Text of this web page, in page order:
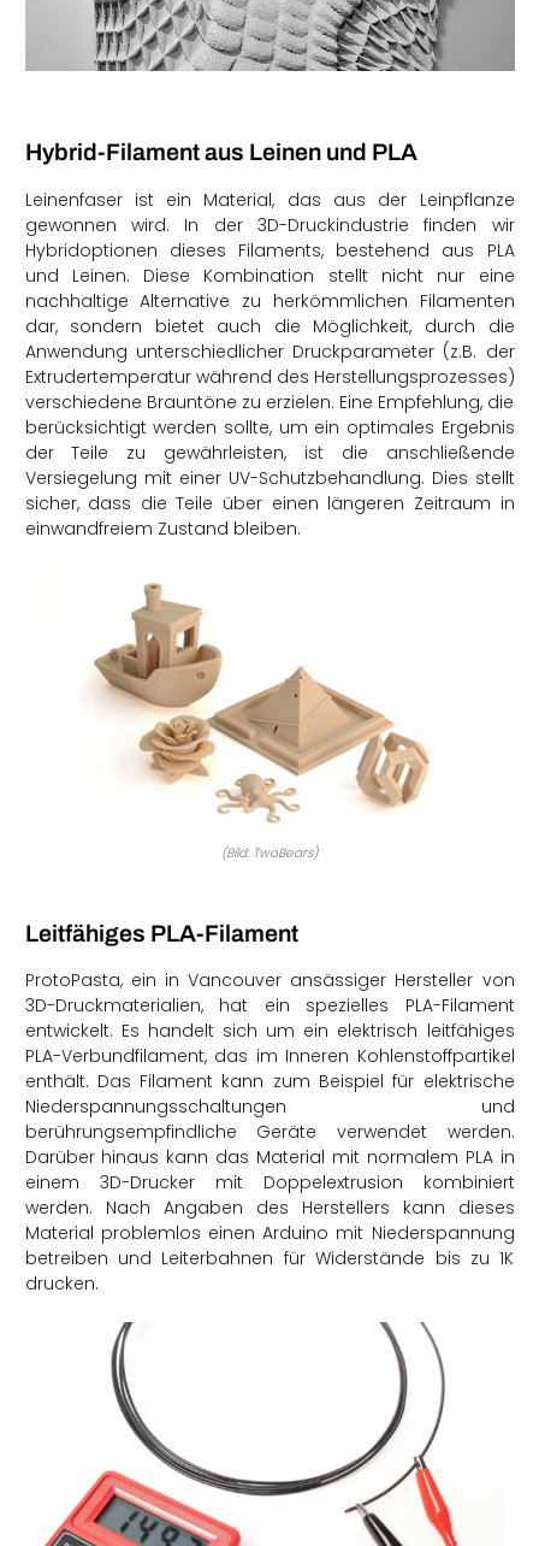
Hybrid-Filament aus Leinen und PLA
Leinenfaser ist ein Material, das aus der Leinpflanze
gewonnen wird. In der 3D-Druckindustrie finden wir
Hybridoptionen dieses Filaments, bestehend aus PLA
und Leinen. Diese Kombination stellt nicht nur eine
nachhaltige Alternative zu herkömmlichen Filamenten
dar, sondern bietet auch die Möglichkeit, durch die
Anwendung unterschiedlicher Druckparameter (z.B. der
Extrudertemperatur während des Herstellungsprozesses)
verschiedene Brauntöne zu erzielen. Eine Empfehlung, die
berücksichtigt werden sollte, um ein optimales Ergebnis
der Teile zu gewährleisten, ist die anschließende
Versiegelung mit einer UV-Schutzbehandlung. Dies stellt
sicher, dass die Teile über einen längeren Zeitraum in
einwandfreiem Zustand bleiben.
(Bild: TwoBears)
Leitfähiges PLA-Filament
ProtoPasta, ein in Vancouver ansässiger Hersteller von
3D-Druckmaterialien, hat ein spezielles PLA-Filament
entwickelt. Es handelt sich um ein elektrisch leitfähiges
PLA-Verbundfilament, das im Inneren Kohlenstoffpartikel
enthält. Das Filament kann zum Beispiel für elektrische
Niederspannungsschaltungen und
berührungsempfindliche Geräte verwendet werden.
Darüber hinaus kann das Material mit normalem PLA in
einem 3D-Drucker mit Doppelextrusion kombiniert
werden. Nach Angaben des Herstellers kann dieses
Material problemlos einen Arduino mit Niederspannung
betreiben und Leiterbahnen für Widerstände bis zu 1K
drucken.